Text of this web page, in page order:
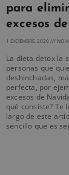
para
excesos
1 DICIEMBRE, 2020 NO
La dieta detox la
personas que
deshinchadas,
perfecta, por
excesos de
qué consiste? Te
largo de este
sencillo que es